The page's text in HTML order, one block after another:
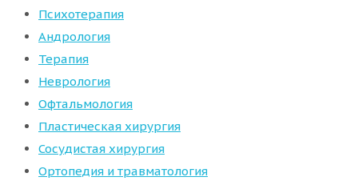
Психотерапия
Андрология
Терапия
Неврология
Офтальмология
Пластическая хирургия
Сосудистая хирургия
Ортопедия и травматология